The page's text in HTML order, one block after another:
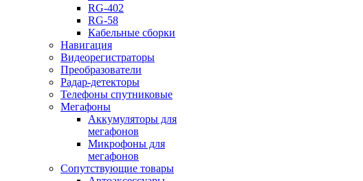
RG-402
RG-58
Кабельные сборки
Навигация
Видеорегистраторы
Преобразователи
Радар-детекторы
Телефоны спутниковые
Мегафоны
Аккумуляторы для
мегафонов
Микрофоны для
мегафонов
Сопутствующие товары